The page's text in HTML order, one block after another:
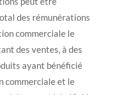
des rémunérations
commerciale le
des ventes, à des
ayant bénéficié
commerciale et le